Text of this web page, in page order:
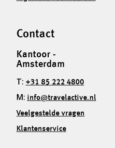
Contact
Kantoor -
Amsterdam
T: +31 85 222 4800
M: info@travelactive.nl
Veelgestelde vragen
Klantenservice